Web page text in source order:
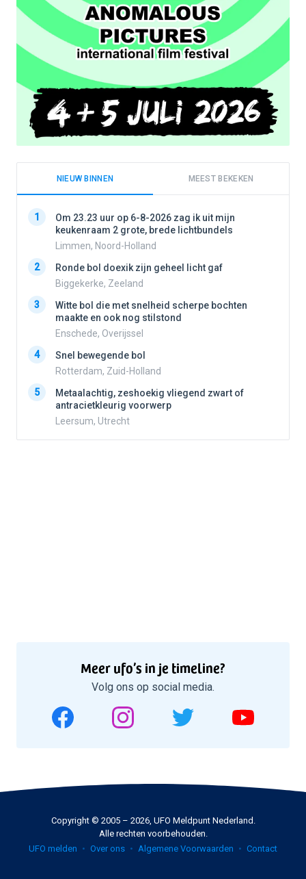
NIEUW BINNEN MEEST BEKEKEN
1
Om 23.23 uur op 6-8-2026 zag ik uit mijn
keukenraam 2 grote, brede lichtbundels
Limmen, Noord-Holland
2
Ronde bol doexik zijn geheel licht gaf
Biggekerke, Zeeland
3
Witte bol die met snelheid scherpe bochten
maakte en ook nog stilstond
Enschede, Overijssel
4
Snel bewegende bol
Rotterdam, Zuid-Holland
5
Metaalachtig, zeshoekig vliegend zwart of
antracietkleurig voorwerp
Leersum, Utrecht
Meer ufo’s in je timeline?
Volg ons op social media.
Copyright © 2005 – 2026, UFO Meldpunt Nederland.
Alle rechten voorbehouden.
UFO melden
Over ons Algemene Voorwaarden Contact